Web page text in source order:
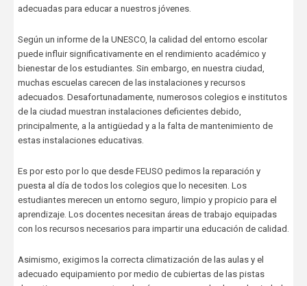
adecuadas para educar a nuestros jóvenes.
Según un informe de la UNESCO, la calidad del entorno escolar
puede influir significativamente en el rendimiento académico y
bienestar de los estudiantes. Sin embargo, en nuestra ciudad,
muchas escuelas carecen de las instalaciones y recursos
adecuados. Desafortunadamente, numerosos colegios e institutos
de la ciudad muestran instalaciones deficientes debido,
principalmente, a la antigüedad y a la falta de mantenimiento de
estas instalaciones educativas.
Es por esto por lo que desde FEUSO pedimos la reparación y
puesta al día de todos los colegios que lo necesiten. Los
estudiantes merecen un entorno seguro, limpio y propicio para el
aprendizaje. Los docentes necesitan áreas de trabajo equipadas
con los recursos necesarios para impartir una educación de calidad.
Asimismo, exigimos la correcta climatización de las aulas y el
adecuado equipamiento por medio de cubiertas de las pistas